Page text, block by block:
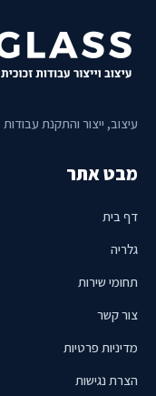
עיצוב, ייצור והתקנת
מבט אתר
דף בית
גלריה
תחומי שירות
צור קשר
מדיניות פרטיות
הצרת נגישות